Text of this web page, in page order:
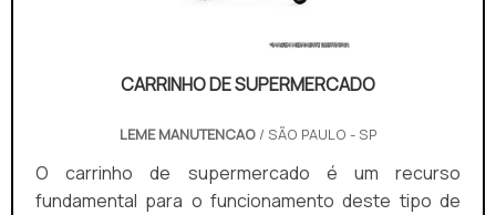
CARRINHO DE SUPERMERCADO
LEME MANUTENCAO/ SÃO PAULO - SP
O carrinho de supermercado é um recurso
fundamental para o funcionamento deste tipo de